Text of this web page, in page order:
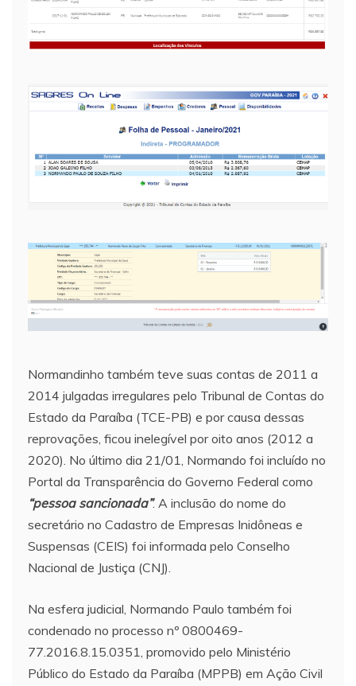
Normandinho também teve suas contas de 2011 a
2014 julgadas irregulares pelo Tribunal de Contas do
Estado da Paraíba (TCE-PB) e por causa dessas
reprovações, ficou inelegível por oito anos (2012 a
2020). No último dia 21/01, Normando foi incluído no
Portal da Transparência do Governo Federal como
“pessoa sancionada”. A inclusão do nome do
secretário no Cadastro de Empresas Inidôneas e
Suspensas (CEIS) foi informada pelo Conselho
Nacional de Justiça (CNJ).
Na esfera judicial, Normando Paulo também foi
condenado no processo nº 0800469-
77.2016.8.15.0351, promovido pelo Ministério
Público do Estado da Paraíba (MPPB) em Ação Civil